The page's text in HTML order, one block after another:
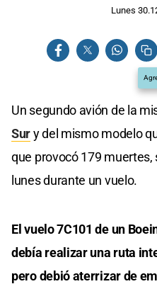
Lunes
Un segundo avión de la
Sury del mismo modelo
que provocó 179
lunes durante un vuelo.
El vuelo 7C101 de un
debía realizar una ruta
pero debió aterrizar de